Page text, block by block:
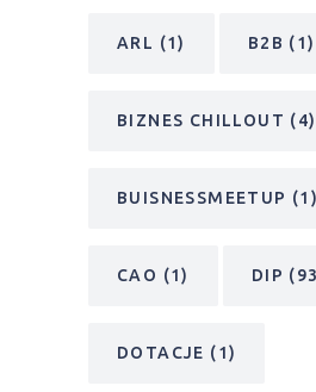
DLA PRZEDSIĘBIORCY
OFERTY INWESTYCYJNE
SZCZEGÓLNIE POLECANE
Na skróty: